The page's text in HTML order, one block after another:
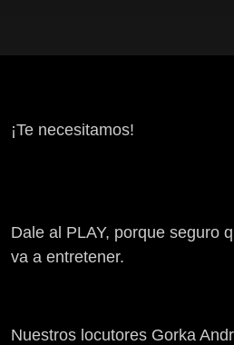
¡Te necesitamos!
Dale al PLAY, porque seguro
va a entretener.
Nuestros locutores Gorka